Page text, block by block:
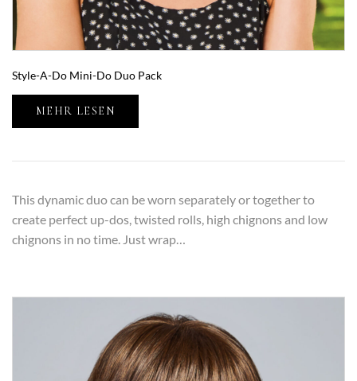
Style-A-Do Mini-Do Duo Pack
MEHR LESEN
This dynamic duo can be worn separately or together to
create perfect up-dos, twisted rolls, high chignons and low
chignons in no time. Just wrap…